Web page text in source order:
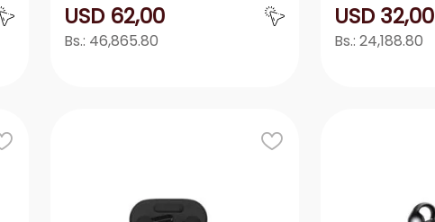
USD 62,00
Bs.: 46,865.80
USD 32,00
Bs.: 24,188.80